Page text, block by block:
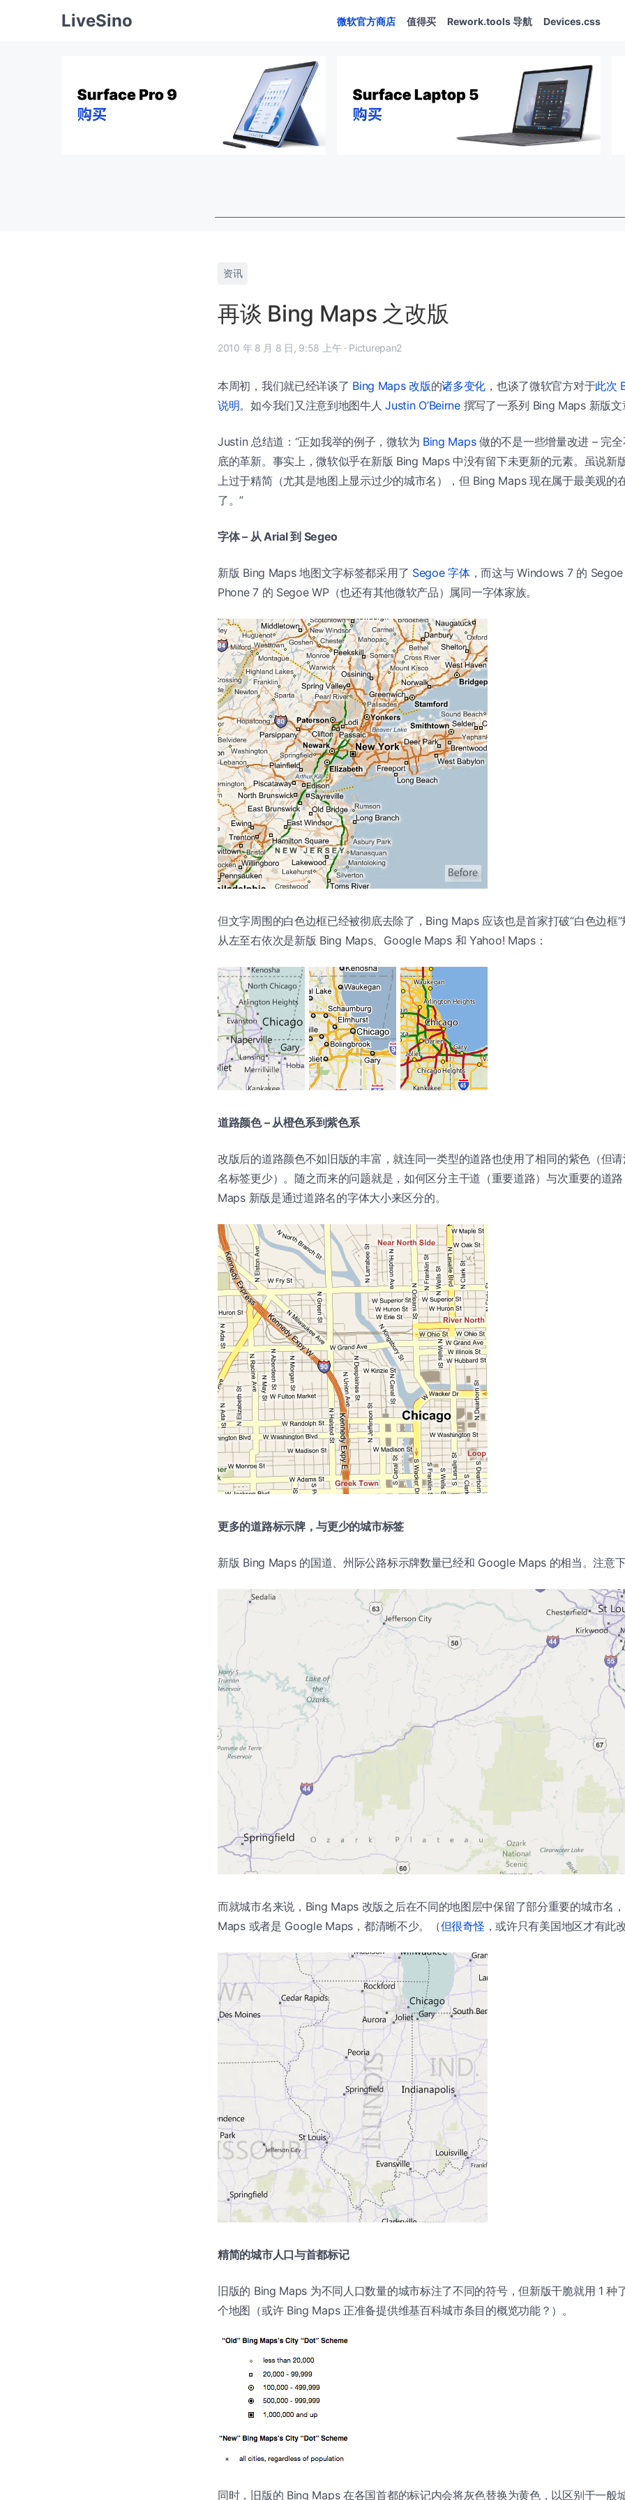
LiveSino 微软官方商店 值得买 Rework.tools 导航 Devices.css
资讯
再谈 Bing Maps 之改版
2010 年 8 月 8 日, 9:58 上午 · Picturepan2
本周初，我们就已经详谈了 Bing Maps 改版的诸多变化 ，也谈了微软官方对于此次
说明。如今我们又注意到地图牛人Justin O’Beirne撰写了一系列 Bing Maps 新版文
Justin 总结道：“正如我举的例子，微软为 Bing Maps做的不是一些增量改进 – 完
底的革新。事实上，微软似乎在新版 Bing Maps 中没有留下未更新的元素。虽说新
上过于精简（尤其是地图上显示过少的城市名），但 Bing Maps 现在属于最美观的
了。”
字体 – 从 Arial 到 Segeo
新版 Bing Maps 地图文字标签都采用了 Segoe 字体，而这与 Windows 7 的
Phone 7 的 Segoe WP（也还有其他微软产品）属同一字体家族。
但文字周围的白色边框已经被彻底去除了，Bing Maps 应该也是首家打破“白色边框”
从左至右依次是新版 Bing Maps、Google Maps 和 Yahoo! Maps：
道路颜色 – 从橙色系到紫色系
改版后的道路颜色不如旧版的丰富，就连同一类型的道路也使用了相同的紫色（但
名标签更少）。随之而来的问题就是，如何区分主干道（重要道路）与次重要的道
Maps 新版是通过道路名的字体大小来区分的。
更多的道路标示牌，与更少的城市标签
新版 Bing Maps 的国道、州际公路标示牌数量已经和 Google Maps 的相当。注意下
而就城市名来说，Bing Maps 改版之后在不同的地图层中保留了部分重要的城市名
Maps 或者是 Google Maps，都清晰不少。（但很奇怪 ，或许只有美国地区才有此改
精简的城市人口与首都标记
旧版的 Bing Maps 为不同人口数量的城市标注了不同的符号，但新版干脆就用 1 种
个地图（或许 Bing Maps 正准备提供维基百科城市条目的概览功能？）。
同时，旧版的 Bing Maps 在各国首都的标记内会将灰色替换为黄色，以区别于一般